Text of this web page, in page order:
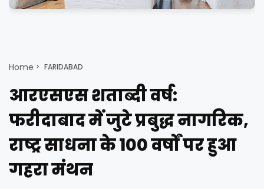
Home FARIDABAD
आरएसएस शताब्दी वर्ष:
फरीदाबाद में जुटे प्रबुद्ध नागरिक,
राष्ट्र साधना के 100 वर्षों पर हुआ
गहरा मंथन